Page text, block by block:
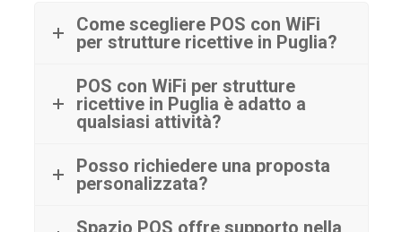
Come scegliere POS con WiFi
per strutture ricettive in Puglia?
POS con WiFi per strutture
ricettive in Puglia è adatto a
qualsiasi attività?
Posso richiedere una proposta
personalizzata?
Spazio POS offre supporto nella